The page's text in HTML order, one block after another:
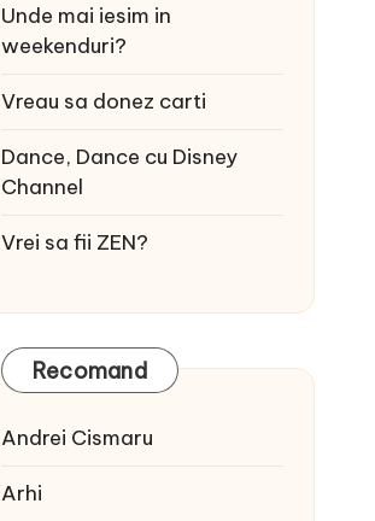
Unde mai iesim in
weekenduri?
Vreau sa donez carti
Dance, Dance cu Disney
Channel
Vrei sa fii ZEN?
Recomand
Andrei Cismaru
Arhi